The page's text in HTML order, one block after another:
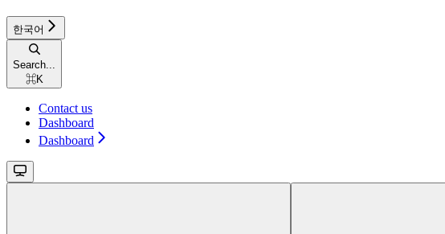
한국어
Search...
⌘K
Contact us
Dashboard
Dashboard